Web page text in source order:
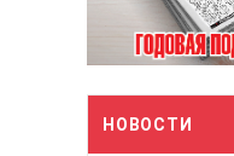
НОВОСТИ